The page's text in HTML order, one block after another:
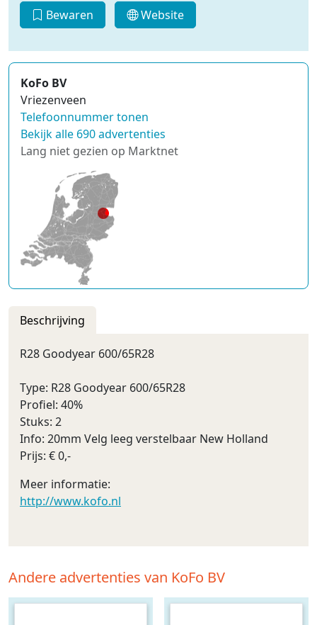
Bewaren Website
KoFo BV
Vriezenveen
Telefoonnummer tonen
Bekijk alle 690 advertenties
Lang niet gezien op Marktnet
Beschrijving
R28 Goodyear 600/65R28
Type: R28 Goodyear 600/65R28
Profiel: 40%
Stuks: 2
Info: 20mm Velg leeg verstelbaar New Holland
Prijs: € 0,-
Meer informatie:
http://www.kofo.nl
Andere advertenties van KoFo BV